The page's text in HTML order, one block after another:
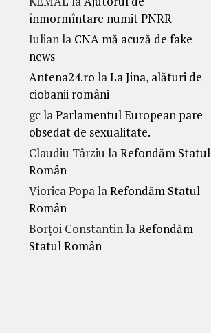
înmormîntare numit PNRR
Iulianla CNA mă acuză de fake
news
Antena24.ro laLa Jina, alături de
ciobanii români
gclaParlamentul European pare
obsedat de sexualitate.
Claudiu Târziu laRefondăm Statul
Român
Viorica PopalaRefondăm Statul
Român
Borțoi ConstantinlaRefondăm
Statul Român